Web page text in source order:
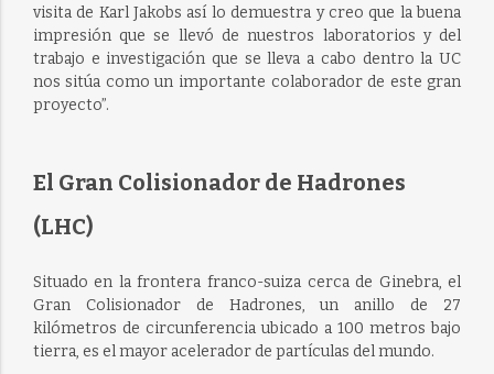
visita de Karl Jakobs así lo demuestra y creo que la buena
impresión que se llevó de nuestros laboratorios y del
trabajo e investigación que se lleva a cabo dentro la UC
nos sitúa como un importante colaborador de este gran
proyecto”.
El Gran Colisionador de Hadrones
(LHC)
Situado en la frontera franco-suiza cerca de Ginebra, el
Gran Colisionador de Hadrones, un anillo de 27
kilómetros de circunferencia ubicado a 100 metros bajo
tierra, es el mayor acelerador de partículas del mundo.